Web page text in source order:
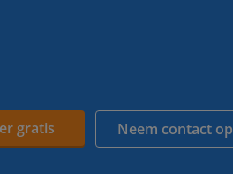
gratis Neem contact op